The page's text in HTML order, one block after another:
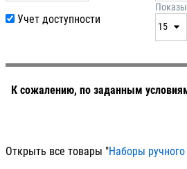
производитель
дата
цена
Учет доступности
15
25
50
К сожалению, по заданным
Открыть все товары "Наборы ручного